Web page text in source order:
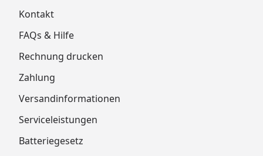
Kontakt
FAQs & Hilfe
Rechnung drucken
Zahlung
Versandinformationen
Serviceleistungen
Batteriegesetz